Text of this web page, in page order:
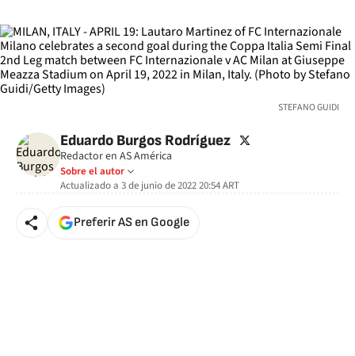
STEFANO GUIDI
Eduardo Burgos Rodríguez twitter
Redactor en AS América
Sobre el autor
Actualizado a 3 de junio de 2022 20:54ART
Preferir AS en Google